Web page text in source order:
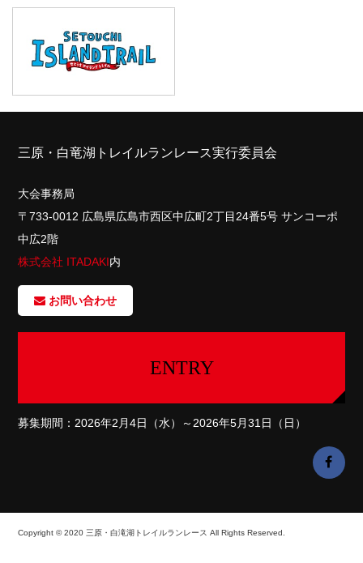
三原・白竜湖トレイルランレース実行委員会
大会事務局
〒733-0012 広島県広島市西区中広町2丁目24番5号 サンコーポ
中広2階
株式会社 ITADAKI内
お問い合わせ
ENTRY
募集期間：2026年2月4日（水）～2026年5月31日（日）
Copyright © 2020 三原・白滝湖トレイルランレース All Rights Reserved.